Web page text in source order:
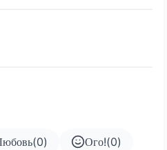
(0) Ого!(0)